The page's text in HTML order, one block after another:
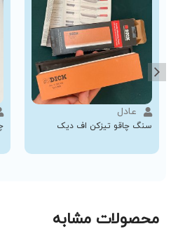
عادل
سنگ چاقو تیزکن اف دیک
محصولات مشابه